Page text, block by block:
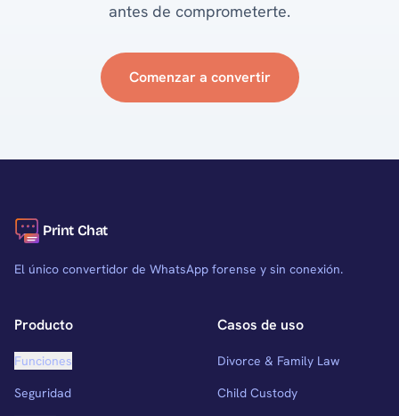
antes de comprometerte.
Comenzar a convertir
Print Chat
El único convertidor de WhatsApp forense y sin conexión.
Producto
Funciones
Seguridad
Casos de uso
Divorce & Family Law
Child Custody